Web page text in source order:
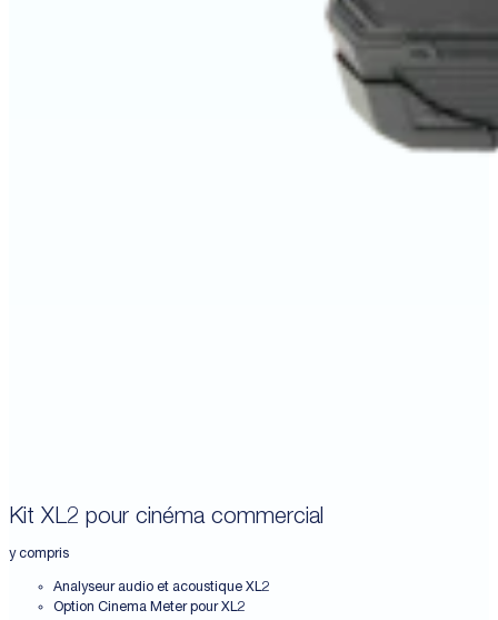
Kit XL2 pour cinéma commercial
y compris
Analyseur audio et acoustique XL2
Option Cinema Meter pour XL2